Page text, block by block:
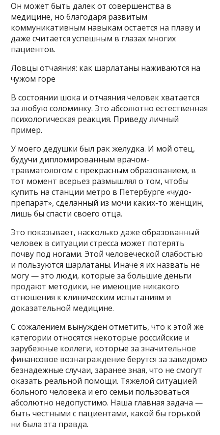
Он может быть далек от совершенства в
медицине, но благодаря развитым
коммуникативным навыкам остается на плаву и
даже считается успешным в глазах многих
пациентов.
Ловцы отчаяния: как шарлатаны наживаются на
чужом горе
В состоянии шока и отчаяния человек хватается
за любую соломинку. Это абсолютно естественная
психологическая реакция. Приведу личный
пример.
У моего дедушки был рак желудка. И мой отец,
будучи дипломированным врачом-
травматологом с прекрасным образованием, в
тот момент всерьез размышлял о том, чтобы
купить на станции метро в Петербурге «чудо-
препарат», сделанный из мочи каких-то женщин,
лишь бы спасти своего отца.
Это показывает, насколько даже образованный
человек в ситуации стресса может потерять
почву под ногами. Этой человеческой слабостью
и пользуются шарлатаны. Иначе я их назвать не
могу — это люди, которые за большие деньги
продают методики, не имеющие никакого
отношения к клиническим испытаниям и
доказательной медицине.
С сожалением вынужден отметить, что к этой же
категории относятся некоторые российские и
зарубежные коллеги, которые за значительное
финансовое вознаграждение берутся за заведомо
безнадежные случаи, заранее зная, что не смогут
оказать реальной помощи. Тяжелой ситуацией
больного человека и его семьи пользоваться
абсолютно недопустимо. Наша главная задача —
быть честными с пациентами, какой бы горькой
ни была эта правда.